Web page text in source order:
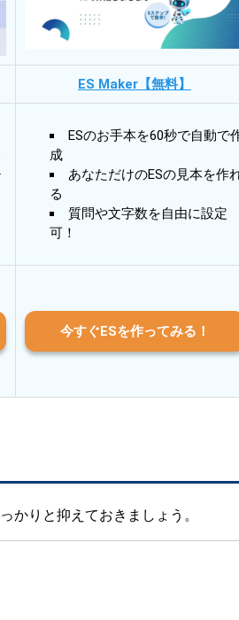
ES Maker【無料】
ESのお手本を60秒で自動で
成
あなただけのESの見本を作
る
質問や文字数を自由に設定
可！
今すぐESを作ってみる！
かりと抑えておきましょう。